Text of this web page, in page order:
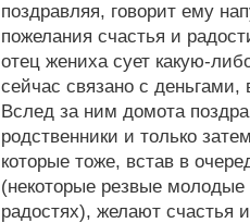
поздравляя, говорит ему
пожелания счастья и
отец жениха сует какую-
сейчас связано с
Вслед за ним домота
родственники и только
которые тоже, встав в
(некоторые резвые
радостях), желают